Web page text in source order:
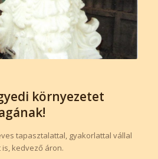
környezetet
tapasztalattal, gyakorlattal vállal
kedvező áron.